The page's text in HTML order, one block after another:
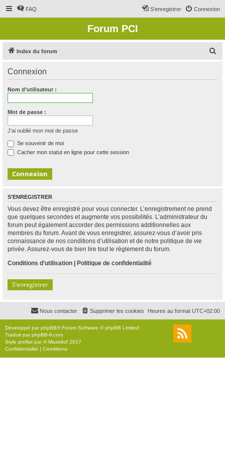
FAQ Connexion
S’enregistrer
Forum PCI
Index du forum
Connexion
Nom d’utilisateur :
Mot de passe :
J’ai oublié mon mot de passe
Se souvenir de moi
Cacher mon statut en ligne pour cette session
S’ENREGISTRER
Vous devez être enregistré pour vous connecter. L’enregistrement ne prend
que quelques secondes et augmente vos possibilités. L’administrateur du
forum peut également accorder des permissions additionnelles aux
membres du forum. Avant de vous enregistrer, assurez-vous d’avoir pris
connaissance de nos conditions d’utilisation et de notre politique de vie
privée. Assurez-vous de bien lire tout le règlement du forum.
Conditions d’utilisation | Politique de confidentialité
S’enregistrer
Heures au format UTC+02:00
Supprimer les cookies
Nous contacter
Développé parphpBB® Forum Software © phpBB Limited
Traduit parphpBB-fr.com
Style proflat par ©Mazeltof 2017
Confidentialité | Conditions